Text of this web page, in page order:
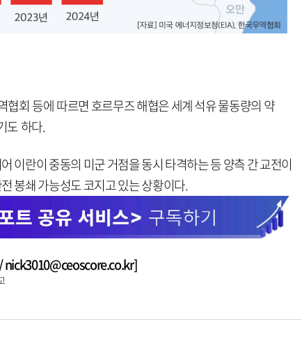
회 등에 따르면 호르무즈 해협은 세계 석유 물동량의 약
도 하다.
이란이 중동의 미군 거점을 동시 타격하는 등 양측 간 교전이
봉쇄 가능성도 코지고 있는 상황이다.
nick3010@ceoscore.co.kr]